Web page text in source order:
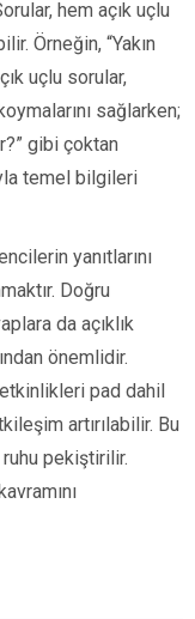
hem açık uçlu
Örneğin, “Yakın
uçlu sorular,
sağlarken;
gibi çoktan
temel bilgileri
yanıtlarını
Doğru
da açıklık
önemlidir.
pad dahil
artırılabilir. Bu
pekiştirilir.